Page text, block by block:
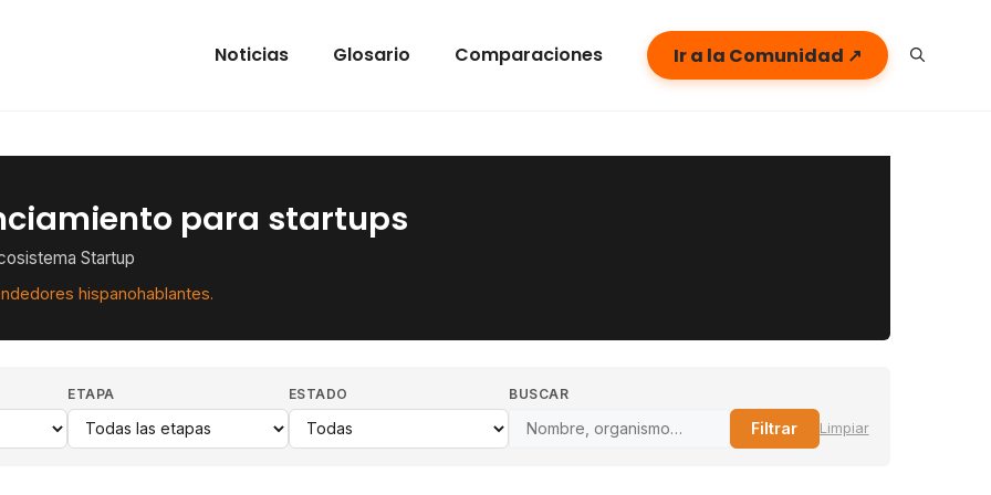
Noticias Glosario Comparaciones Ir a la Comunidad ↗
para startups
Startup
hispanohablantes.
ETAPA ESTADO BUSCAR
Filtrar Limpiar